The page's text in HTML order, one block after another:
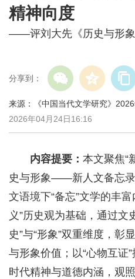
精神向度
——评刘大先《历史与形
分享到：
来源：《中国当代文学研究》
2026年04月24日16:16
内容提要： 本文聚焦“
史与形象——新人文备忘
文语境下“备忘”文学的丰
义”历史观为基础，通过文
史”与“形象”双重维度，彰
与形象价值；以“心物互证
时代精神与道德内涵，观